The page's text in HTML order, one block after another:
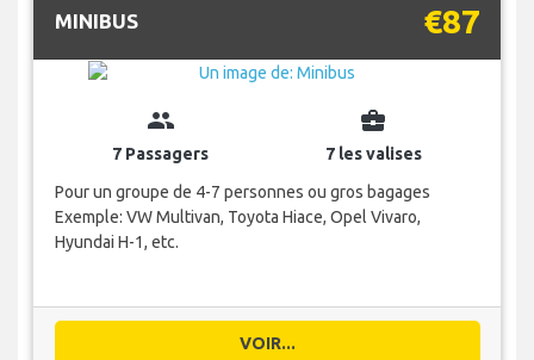
MINIBUS €87
group
7 Passagers
business_center
7 les valises
Pour un groupe de 4-7 personnes ou gros bagages
Exemple: VW Multivan, Toyota Hiace, Opel Vivaro,
Hyundai H-1, etc.
VOIR...